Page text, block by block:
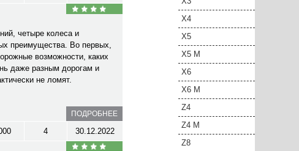
четыре колеса и
преимущества. Во первых,
возможности, каких
даже разным дорогам и
не ломят.
ПОДРОБНЕЕ
4 30.12.2022
X4
X5
X5 M
X6
X6 M
Z4
Z4 M
Z8